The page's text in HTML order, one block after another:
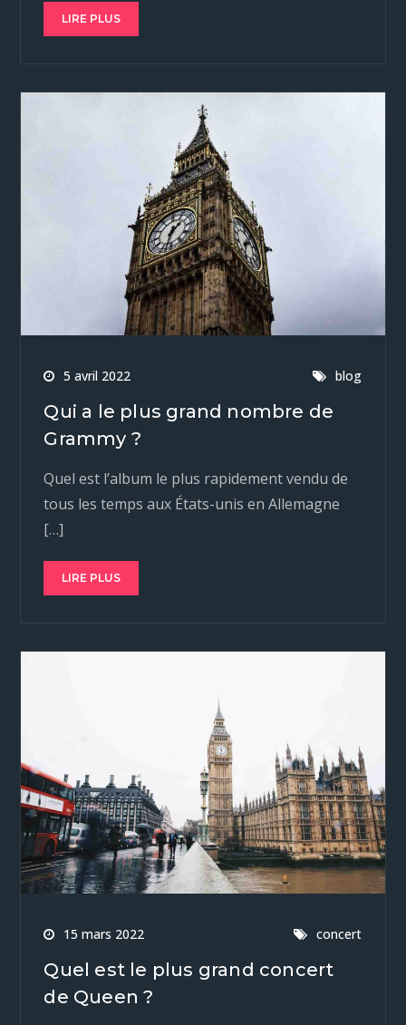
LIRE PLUS
5 avril 2022 blog
Qui a le plus grand nombre de
Grammy ?
Quel est l’album le plus rapidement vendu de
tous les temps aux États-unis en Allemagne
[…]
LIRE PLUS
15 mars 2022 concert
Quel est le plus grand concert
de Queen ?